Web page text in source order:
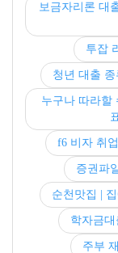
보금자리론 대
투잡
청년 대출
누구나 따라할
f6 비자 취
증권파
순천맛집 |
학자금
주부